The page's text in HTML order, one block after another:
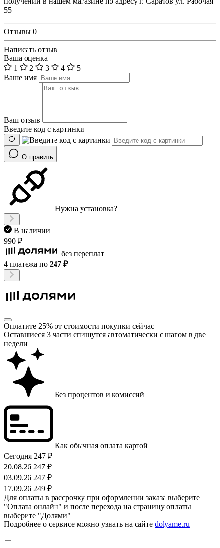
55
Отзывы 0
Написать отзыв
Ваша оценка
1
2 3 4
5
Ваше имя
Ваш отзыв
Введите код с картинки
Отправить
Нужна установка?
В наличии
990 ₽
без переплат
4 платежа по 247 ₽
Оплатите 25% от стоимости покупки сейчас
Оставшиеся 3 части спишутся автоматически с шагом в две
недели
Без процентов и комиссий
Как обычная оплата картой
Сегодня 247 ₽
20.08.26 247 ₽
03.09.26 247 ₽
17.09.26 249 ₽
Для оплаты в рассрочку при оформлении заказа выберите
"Оплата онлайн" и после перехода на страницу оплаты
выберите "Долями"
Подробнее о сервисе можно узнать на сайте dolyame.ru